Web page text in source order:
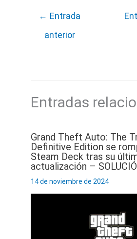
← Entrada
anterior
Entradas
Grand Theft Auto: The
Definitive Edition se
Steam Deck tras su
actualización –
14 de noviembre de 2024